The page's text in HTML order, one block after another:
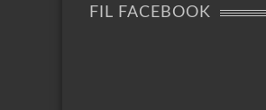
FIL FACEBOOK